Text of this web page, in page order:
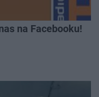
na Facebooku!